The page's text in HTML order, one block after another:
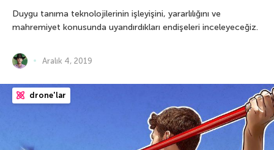
Duygu tanıma teknolojilerinin işleyişini, yararlılığını ve
mahremiyet konusunda uyandırdıkları endişeleri inceleyeceğiz.
Aralık 4, 2019
drone'lar